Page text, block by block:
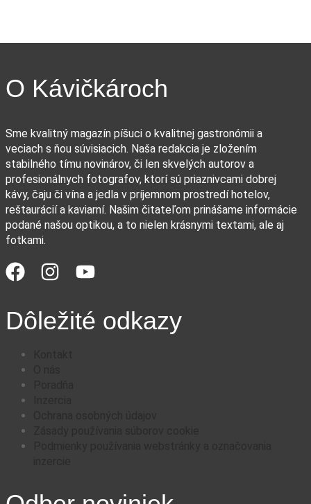
O Kávičkároch
Sme kvalitný magazín píšuci o kvalitnej gastronómii a
veciach s ňou súvisiacich. Naša redakcia je zložením
stabilného tímu novinárov, či len skvelých autorov a
profesionálnych fotografov, ktorí sú priaznivcami dobrej
kávy, čaju či vína a jedla v príjemnom prostredí hotelov,
reštaurácií a kaviarní. Našim čitateľom prinášame informácie
podané našou optikou, a to nielen krásnymi textami, ale aj
fotkami.
Dôležité odkazy